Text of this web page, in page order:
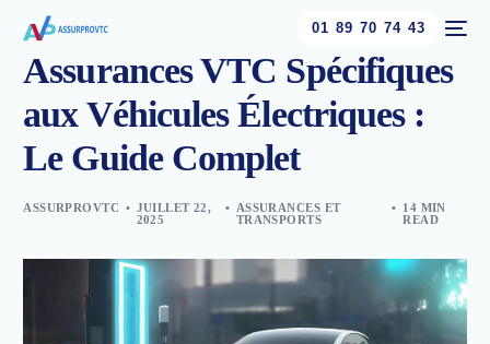
01 89 70 74 43
Assurances VTC Spécifiques
aux Véhicules Électriques :
Le Guide Complet
ASSURPROVTC
JUILLET 22,
2025
ASSURANCES ET
TRANSPORTS
14 MIN
READ